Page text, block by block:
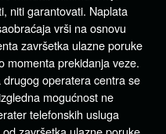
niti garantovati. Naplata
vrši na osnovu
završetka ulazne poruke
momenta prekidanja veze.
operatera centra se
mogućnost ne
telefonskih usluga